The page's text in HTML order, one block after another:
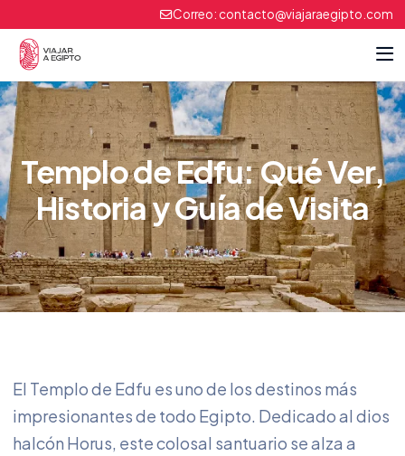
Correo: contacto@viajaraegipto.com
Templo de Edfu: Qué Ver,
Historia y Guía de Visita
El Templo de Edfu es uno de los destinos más
impresionantes de todo Egipto. Dedicado al dios
halcón Horus, este colosal santuario se alza a